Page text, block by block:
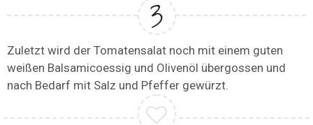
Zuletzt wird der Tomatensalat noch mit einem guten
weißen Balsamicoessig und Olivenöl übergossen und
nach Bedarf mit Salz und Pfeffer gewürzt.